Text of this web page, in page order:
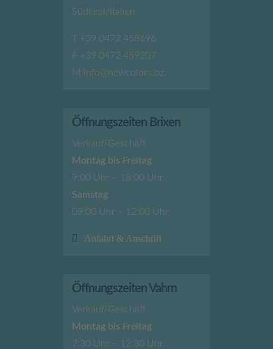
Südtirol/Italien
T +39 0472 458696
F +39 0472 459207
M info@newcolors.bz
Öffnungszeiten Brixen
Verkauf/Geschäft
Montag bis Freitag
9:00 Uhr – 18:00 Uhr
Samstag
09:00 Uhr – 12:00 Uhr
Anfahrt & Anschrift
Öffnungszeiten Vahrn
Verkauf/Geschäft
Montag bis Freitag
7:30 Uhr – 12:30 Uhr